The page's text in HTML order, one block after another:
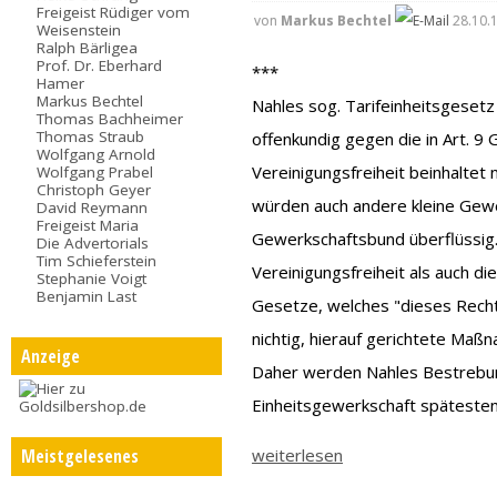
Freigeist Rüdiger vom
Weisenstein
Ralph Bärligea
Prof. Dr. Eberhard
Hamer
Markus Bechtel
Thomas Bachheimer
Thomas Straub
Wolfgang Arnold
Wolfgang Prabel
Christoph Geyer
David Reymann
Freigeist Maria
Die Advertorials
Tim Schieferstein
Stephanie Voigt
Benjamin Last
Anzeige
Meistgelesenes
von Markus Bechtel
***
Nahles sog.
offenkundig gegen die in Art. 9
Vereinigungsfreiheit beinhaltet
würden auch andere kleine
Gewerkschaftsbund
Vereinigungsfreiheit als auch
Gesetze, welches "dieses
nichtig, hierauf gerichtete
Daher werden Nahles
Einheitsgewerkschaft
weiterlesen